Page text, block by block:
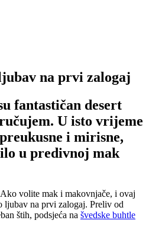
na prvi zalogaj
fantastičan desert
U isto vrijeme
i mirisne,
u predivnoj mak
volite mak i makovnjače, i ovaj
ljubav na prvi zalogaj. Preliv od
štih, podsjeća na švedske buhtle